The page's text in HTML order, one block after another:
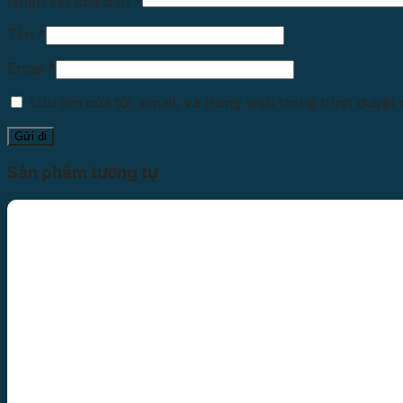
Tên *
Email *
Lưu tên của tôi, email, và trang web trong trình
Sản phẩm tương tự